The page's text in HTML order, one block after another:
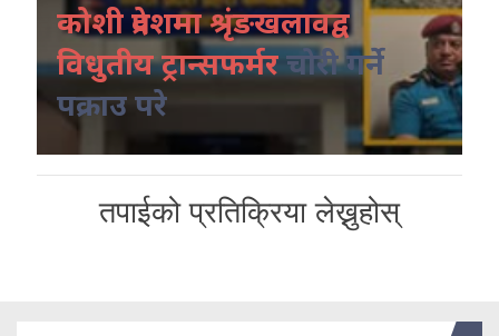
कोशी प्रदेशमा श्रृंङखलावद्व
विधुतीय ट्रान्सफर्मरचोरी गर्ने
पक्राउ परे
तपाईको प्रतिक्रिया लेख्नुहोस्